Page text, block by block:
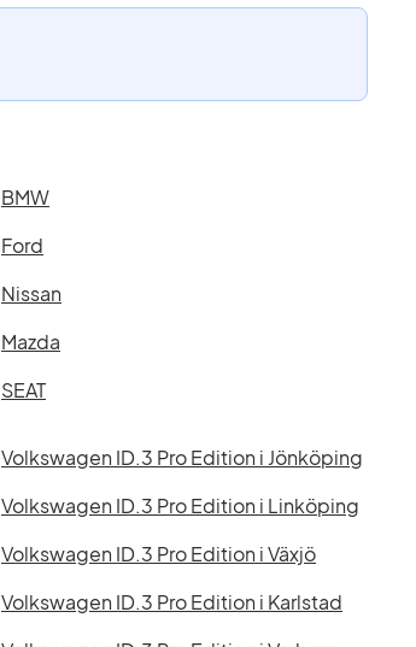
BMW
Ford
Nissan
Mazda
SEAT
Volkswagen ID.3 Pro Edition i Jönköping
Volkswagen ID.3 Pro Edition i Linköping
Volkswagen ID.3 Pro Edition i Växjö
Volkswagen ID.3 Pro Edition i Karlstad